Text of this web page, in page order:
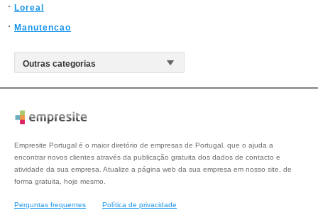
Loreal
Manutencao
Empresite Portugal é o maior diretório de empresas de Portugal, que o ajuda a
encontrar novos clientes através da publicação gratuita dos dados de contacto e
atividade da sua empresa. Atualize a página web da sua empresa em nosso site, de
forma gratuita, hoje mesmo.
Perguntas frequentes Política de privacidade